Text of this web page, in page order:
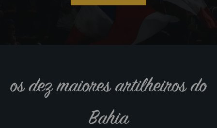
os dez maiores artilheiros do
Bahia